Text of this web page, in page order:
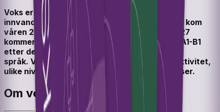
Voks er et nytt læreverk i norsk for voksne
innvandrere med noe skolebakgrunn.
A2 kom
våren 2025 og
Voks
A1 våren 2026. Våren 2027
kommer
Voks
B1. Læreverket gjelder for nivå A1-B1
etter det felles europeiske rammeverket for
språk. Voks legger til rette for stor deltakeraktivitet,
ulike nivåer og et rikt tilfang av muntlige øvelser.
Om verket